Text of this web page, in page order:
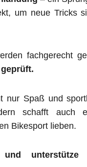
um neue Tricks
fachgerecht
nur Spaß und
schafft auch
Bikesport lieben.
und unterstütze